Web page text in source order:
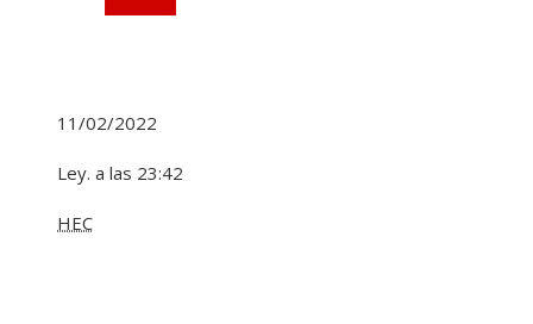
11/02/2022
Ley. a las 23:42
HEC